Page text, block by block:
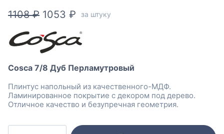
1108₽ Первоначальная
цена
составляла
1108 ₽.
1053 ₽ Текущая
цена:
1053 ₽.
за штуку
Cosca 7/8 Дуб Перламутровый
Плинтус напольный из качественного-МДФ.
Ламинированное покрытие с декором под дерево.
Отличное качество и безупречная геометрия.